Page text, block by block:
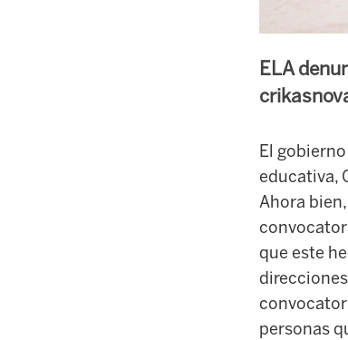
ELA
El
educativa,
Ahora
que este
personas